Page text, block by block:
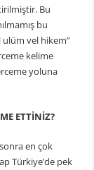
Bu
bu
ulüm vel hikem”
kelime
yoluna
ETTİNİZ?
en çok
Türkiye’de pek